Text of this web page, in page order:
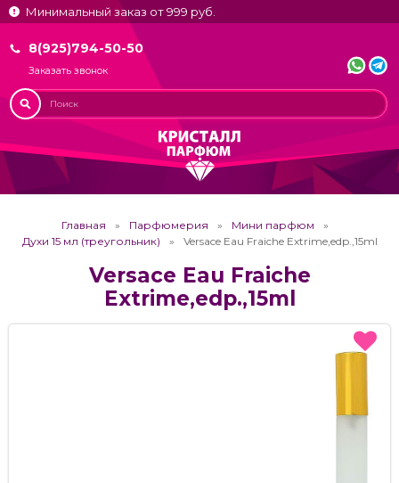
Минимальный заказ от 999 руб.
8(925)794-50-50
Заказать звонок
Главная Парфюмерия
Мини парфюм
Духи 15 мл (треугольник)
Versace Eau Fraiche Extrime,edp.,15ml
Versace Eau Fraiche
Extrime,edp.,15ml